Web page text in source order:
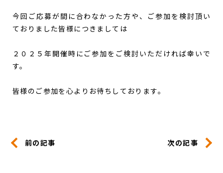
今回ご応募が間に合わなかった方や、ご参加を検討頂い
ておりました皆様につきましては
２０２５年開催時にご参加をご検討いただければ幸いで
す。
皆様のご参加を心よりお待ちしております。
前の記事 次の記事